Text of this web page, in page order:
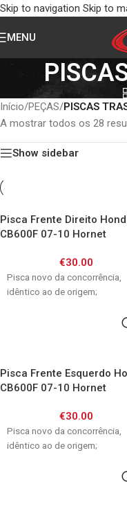
Skip to navigation Skip to
MENU
Início/PEÇAS/PISCAS
A mostrar todos os 28
Show sidebar
Pisca Frente Direito
CB600F 07-10 Hornet
€30.00
Pisca novo da concorrência,
idêntico ao de origem;
Pisca Frente Esquerdo
CB600F 07-10 Hornet
€30.00
Pisca novo da concorrência,
idêntico ao de origem;